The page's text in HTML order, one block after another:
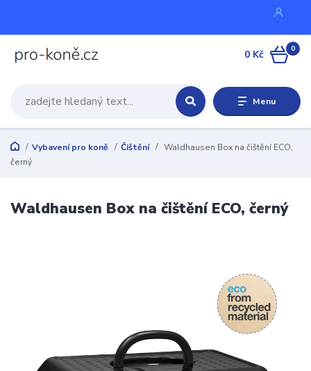
Menu
0
0 Kč
Vybavení pro koně Čištění
Waldhausen Box na čištění ECO,
černý
Waldhausen Box na čištění ECO, černý